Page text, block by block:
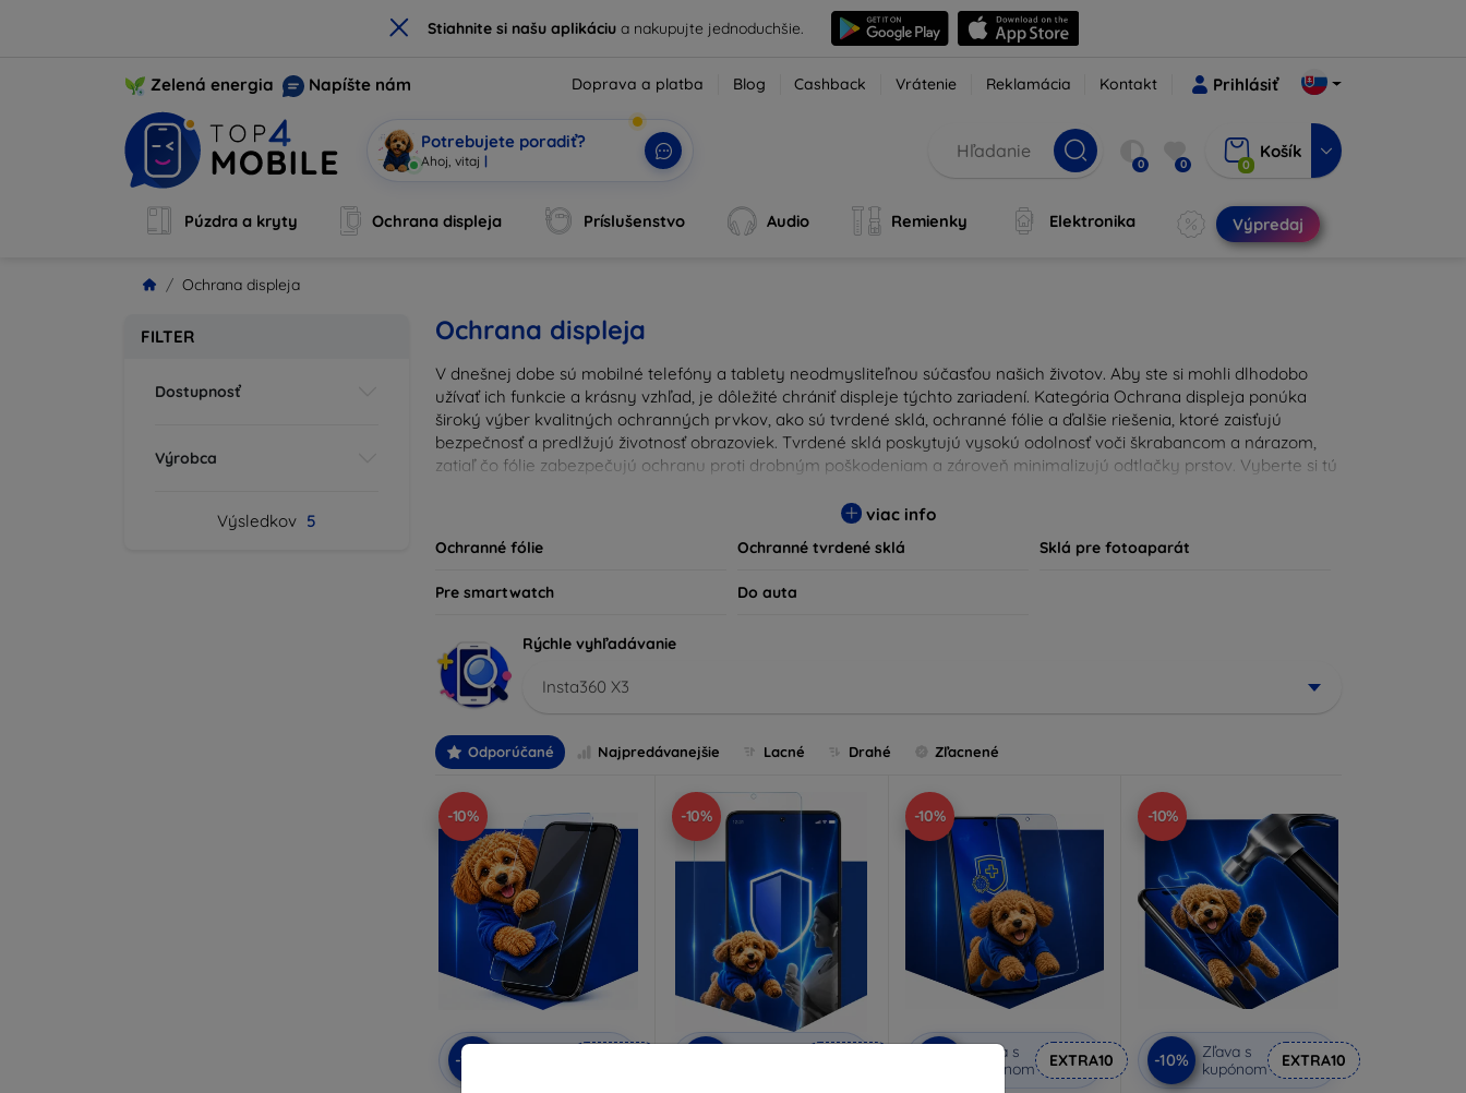
× Stiahnite si našu aplikáciua nakupujte jednoduchšie.
Zelená energia Napíšte nám Doprava a platba Blog Cashback Vrátenie Reklamácia Kontakt Prihlásiť
Potrebujete poradiť?
Som M| 0 0 0
Košík
Púzdra a kryty Ochrana displeja Príslušenstvo Audio Remienky Elektronika Výpredaj
Ochrana displeja
FILTER
Dostupnosť
Výrobca
Výsledkov 5
Ochrana displeja
V dnešnej dobe sú mobilné telefóny a tablety neodmysliteľnou súčasťou našich životov. Aby ste si mohli dlhodobo
užívať ich funkcie a krásny vzhľad, je dôležité chrániť displeje týchto zariadení. Kategória Ochrana displeja ponúka
široký výber kvalitných ochranných prvkov, ako sú tvrdené sklá, ochranné fólie a ďalšie riešenia, ktoré zaisťujú
bezpečnosť a predlžujú životnosť obrazoviek. Tvrdené sklá poskytujú vysokú odolnosť voči škrabancom a nárazom,
zatiaľ čo fólie zabezpečujú ochranu proti drobným poškodeniam a zároveň minimalizujú odtlačky prstov. Vyberte si tú
produkty kompatibilné s rôznymi značkami a modelmi, čím zaručujeme, že každý zákazník nájde ideálnu ochranu pre
viac info
Ochranné fólie Ochranné tvrdené sklá Sklá pre fotoaparát
Pre smartwatch Do auta
Rýchle vyhľadávanie
Insta360 X3
Odporúčané Najpredávanejšie Lacné Drahé Zľacnené
-10%
-10%
-10% -10%
Zľava s
kupónom
EXTRA10
-10%
-10%
Zľava s
kupónom
EXTRA10